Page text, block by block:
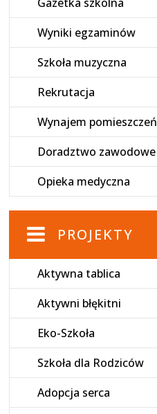
Wyniki egzaminów
Szkoła muzyczna
Rekrutacja
Wynajem pomieszczeń
Doradztwo zawodowe
Opieka medyczna
PROJEKTY
Aktywna tablica
Aktywni błękitni
Eko-Szkoła
Szkoła dla Rodziców
Adopcja serca